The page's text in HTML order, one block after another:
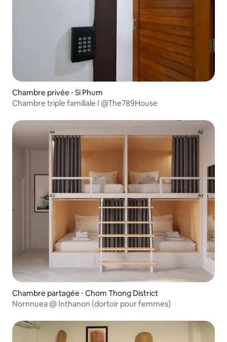
Chambre privée ⋅ Si Phum
Chambre triple familiale I @The789House
Chambre partagée ⋅ Chom Thong District
Nornnuea @ Inthanon (dortoir pour femmes)